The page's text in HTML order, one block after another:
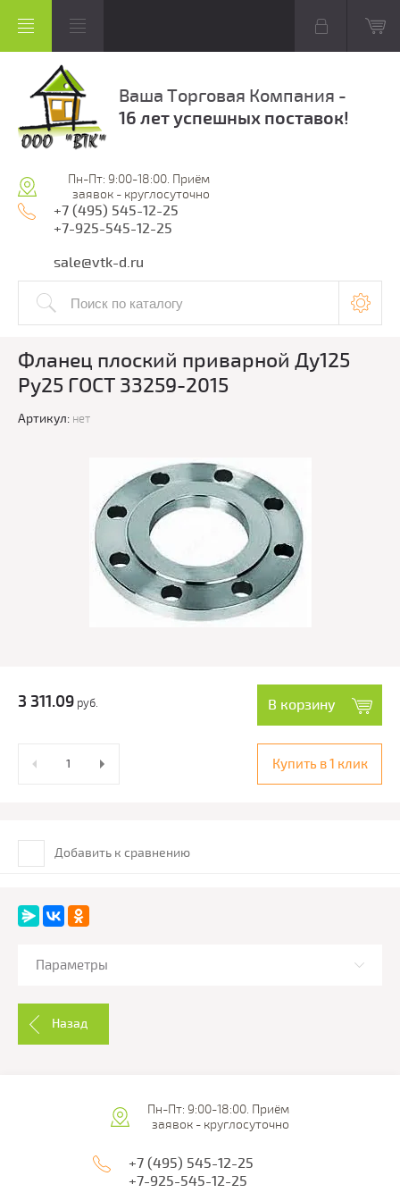
Ваша Торговая Компания -
16 лет успешных поставок!
Пн-Пт: 9:00-18:00. Приём
заявок - круглосуточно
+7 (495) 545-12-25
+7-925-545-12-25
sale@vtk-d.ru
Фланец плоский приварной Ду125
Ру25 ГОСТ 33259-2015
Артикул: нет
3 311.09 руб. В корзину
Купить в 1 клик
Добавить к сравнению
Параметры
Назад
Пн-Пт: 9:00-18:00. Приём
заявок - круглосуточно
+7 (495) 545-12-25
+7-925-545-12-25